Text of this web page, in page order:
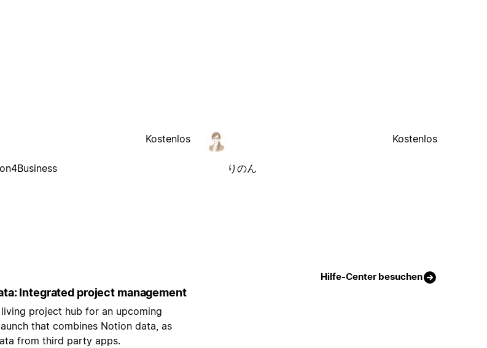
Kostenlos
りのん
Kostenlos
Hilfe-Center besuchen
Integrated project management
project hub for an upcoming
that combines Notion data, as
from third party apps.